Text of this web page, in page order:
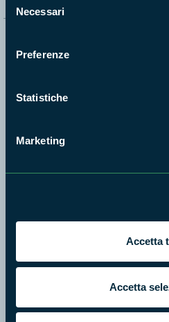
delNecessari
Preferenze
Statistiche
Marketing
Accetta
Accetta
Foto e
Prodotti
Aziende
Programmi